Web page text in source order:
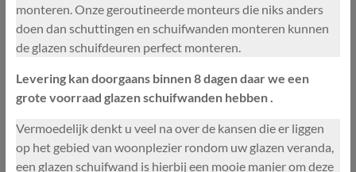
monteren. Onze geroutineerde monteurs die niks anders
doen dan schuttingen en schuifwanden monteren kunnen
de glazen schuifdeuren perfect monteren.
Levering kan doorgaans binnen 8 dagen daar we een
grote voorraad glazen schuifwanden hebben .
Vermoedelijk denkt u veel na over de kansen die er liggen
op het gebied van woonplezier rondom uw glazen veranda,
een glazen schuifwand is hierbij een mooie manier om deze